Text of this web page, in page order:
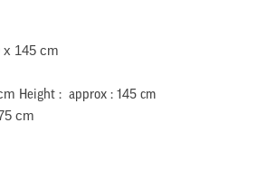
x 145 cm
Height : approx : 145 cm
cm